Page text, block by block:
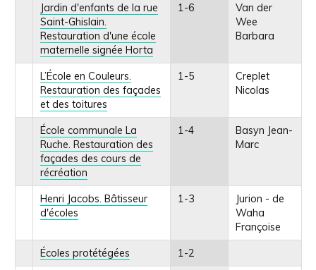
Jardin d'enfants de la rue
Saint-Ghislain.
Restauration d'une école
maternelle signée Horta
1-6
Van der
Wee
Barbara
L’École en Couleurs.
Restauration des façades
et des toitures
1-5
Creplet
Nicolas
École communale La
Ruche. Restauration des
façades des cours de
récréation
1-4
Basyn Jean-
Marc
Henri Jacobs. Bâtisseur
d'écoles
1-3
Jurion - de
Waha
Françoise
Écoles protétégées 1-2